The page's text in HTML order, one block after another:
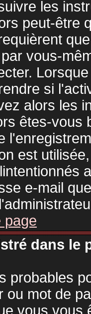
les
peut-être
vous-
si
alors les
êtes-vous
est
e-mail
page
dans le
probables
ou mot de
vous vous